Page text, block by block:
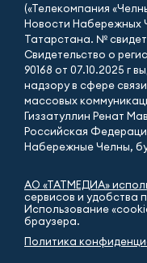
(«Телекомпания
Новости Набережных
Татарстана. №
Свидетельство о
90168 от 07.10.2025 г
надзору в сфере
массовых
Гиззатуллин Ренат
Российская
Набережные Челны,
АО «ТАТМЕДИА»
сервисов и удобства
Использование
браузера.
Политика